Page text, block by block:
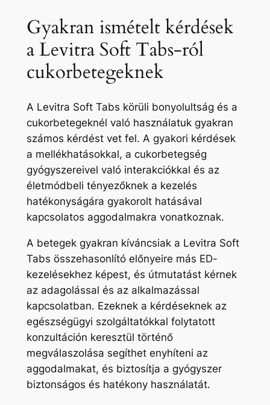
Gyakran ismételt kérdések
a Levitra Soft Tabs-ról
cukorbetegeknek
A Levitra Soft Tabs körüli bonyolultság és a
cukorbetegeknél való használatuk gyakran
számos kérdést vet fel. A gyakori kérdések
a mellékhatásokkal, a cukorbetegség
gyógyszereivel való interakciókkal és az
életmódbeli tényezőknek a kezelés
hatékonyságára gyakorolt ​​hatásával
kapcsolatos aggodalmakra vonatkoznak.
A betegek gyakran kíváncsiak a Levitra Soft
Tabs összehasonlító előnyeire más ED-
kezelésekhez képest, és útmutatást kérnek
az adagolással és az alkalmazással
kapcsolatban. Ezeknek a kérdéseknek az
egészségügyi szolgáltatókkal folytatott
konzultáción keresztül történő
megválaszolása segíthet enyhíteni az
aggodalmakat, és biztosítja a gyógyszer
biztonságos és hatékony használatát.